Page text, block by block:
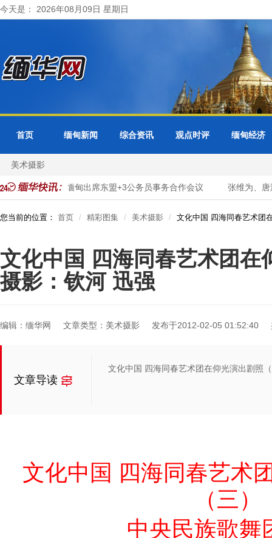
今天是： 2026年08月09日 星期日
首页 缅甸新闻 综合资讯 观点时评 缅甸经济
美术摄影
缅甸出席东盟+3公务员事务合作会议 张维为、唐湘龙：陈
您当前的位置： 首页 精彩图集 美术摄影 文化中国 四海同春艺术团
文化中国 四海同春艺术团在
摄影：钦河 迅强
编辑：缅华网 文章类型：美术摄影 发布于2012-02-05 01:52:40
文章导读
文化中国 四海同春艺术团在仰光演出剧照
文化中国 四海同春艺术
（三）
中央民族歌舞